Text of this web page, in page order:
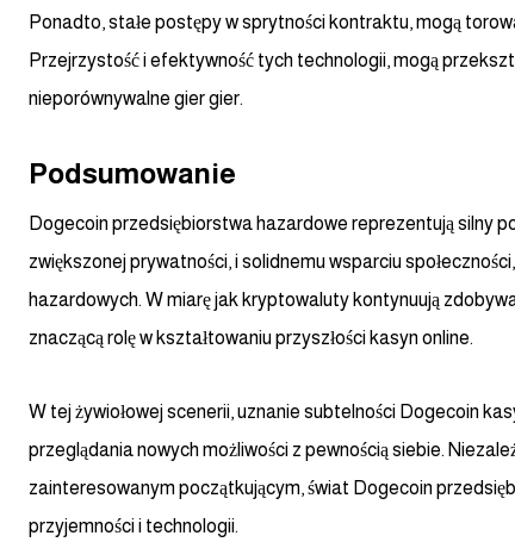
Ponadto, stałe postępy w sprytności kontraktu, mogą
Przejrzystość i efektywność tych technologii, mogą
nieporównywalne gier gier.
Podsumowanie
Dogecoin przedsiębiorstwa hazardowe reprezentują silny
zwiększonej prywatności, i solidnemu wsparciu
hazardowych. W miarę jak kryptowaluty kontynuują
znaczącą rolę w kształtowaniu przyszłości kasyn online.
W tej żywiołowej scenerii, uznanie subtelności Dogecoin
przeglądania nowych możliwości z pewnością siebie.
zainteresowanym początkującym, świat Dogecoin
przyjemności i technologii.